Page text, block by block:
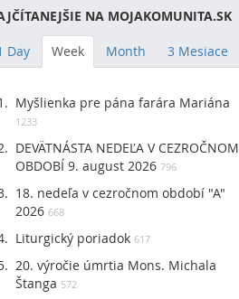
NA MOJAKOMUNITA.SK
Day Week Month 3 Mesiace
Myšlienka pre pána farára Mariána
1233
DEVÄTNÁSTA NEDEĽA V CEZROČNOM
OBDOBÍ 9. august 2026 796
18. nedeľa v cezročnom období "A"
2026 668
Liturgický poriadok 617
20. výročie úmrtia Mons. Michala
Štanga 572